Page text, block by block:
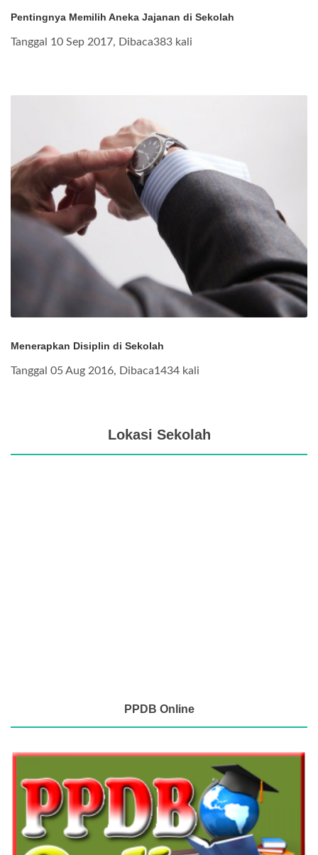
PPDB Online
Pentingnya Memilih Aneka Jajanan di Sekolah
Tanggal 10 Sep 2017, Dibaca383 kali
Menerapkan Disiplin di Sekolah
Tanggal 05 Aug 2016, Dibaca1434 kali
Lokasi Sekolah